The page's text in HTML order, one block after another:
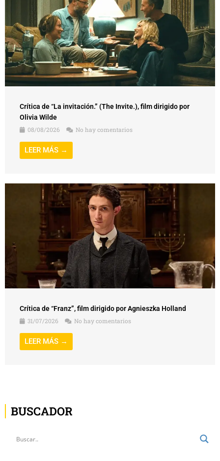
Crítica de “La invitación.” (The Invite.), film dirigido por
Olivia Wilde
08/08/2026
No hay comentarios
LEER MÁS →
Crítica de “Franz”, film dirigido por Agnieszka Holland
31/07/2026
No hay comentarios
LEER MÁS →
BUSCADOR